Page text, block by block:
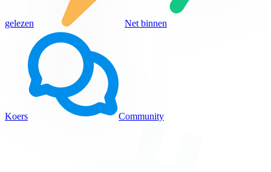
gelezen Net binnen
Koers Community